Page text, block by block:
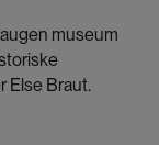
museum
Else Braut.